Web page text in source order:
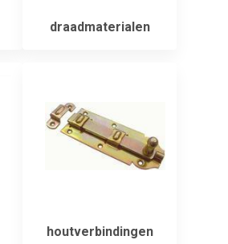
draadmaterialen
houtverbindingen